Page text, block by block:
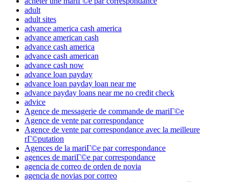
adult
adult sites
advance america cash america
advance american cash
advance cash america
advance cash american
advance cash now
advance loan payday
advance loan payday loan near me
advance payday loans near me no credit check
advice
Agence de messagerie de commande de mariГ©e
Agence de vente par correspondance
Agence de vente par correspondance avec la meilleure
rГ©putation
Agences de la mariГ©e par correspondance
agences de mariГ©e par correspondance
agencia de correo de orden de novia
agencia de novias por correo